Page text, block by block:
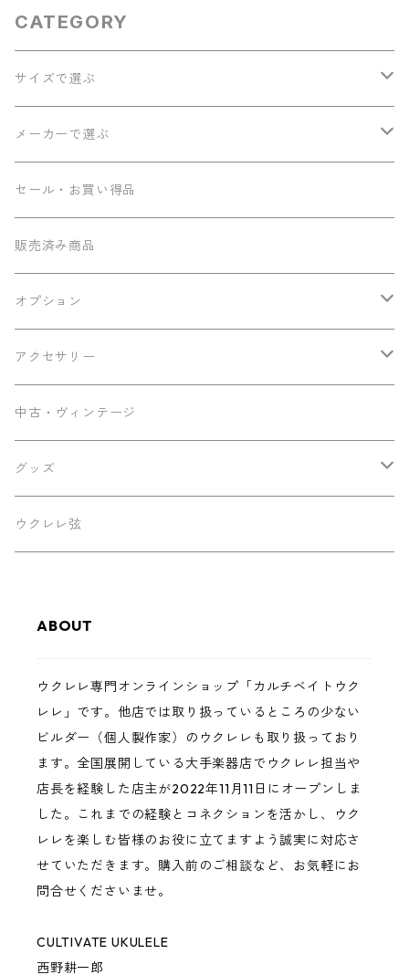
CATEGORY
サイズで選ぶ
ソプラノ
コンサート
テナー
その他
ミニテナー
メーカーで選ぶ
Seilen
Sumi工房
Ancestor's
Frayns
KOU ukulele
早瀬ギター工房
Luna
Martin
Sakata Guitars
Hatta Works
Cultivate Ukulele
Craft Musica
セール・お買い得品
販売済み商品
オプション
エンドピン追加
アクセサリー
メンテナンス用品
ケース
パーツ
中古・ヴィンテージ
グッズ
ステッカー
ウクレレ弦
ABOUT
ウクレレ専門オンラインショップ「カルチベイトウク
レレ」です。他店では取り扱っているところの少ない
ビルダー（個人製作家）のウクレレも取り扱っており
ます。全国展開している大手楽器店でウクレレ担当や
店長を経験した店主が2022年11月11日にオープンしま
した。これまでの経験とコネクションを活かし、ウク
レレを楽しむ皆様のお役に立てますよう誠実に対応さ
せていただきます。購入前のご相談など、お気軽にお
問合せくださいませ。
CULTIVATE UKULELE
西野耕一郎